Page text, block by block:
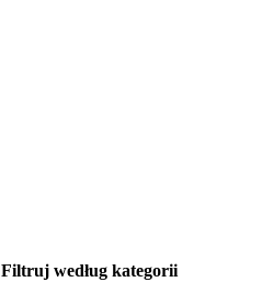
Filtruj według kategorii